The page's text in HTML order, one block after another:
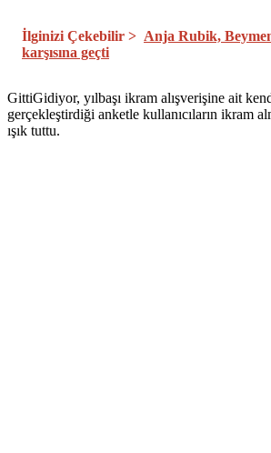
İlginizi Çekebilir > Anja Rubik,
karşısına geçti
GittiGidiyor, yılbaşı ikram alışverişine ait
gerçekleştirdiği anketle kullanıcıların ikram
ışık tuttu.